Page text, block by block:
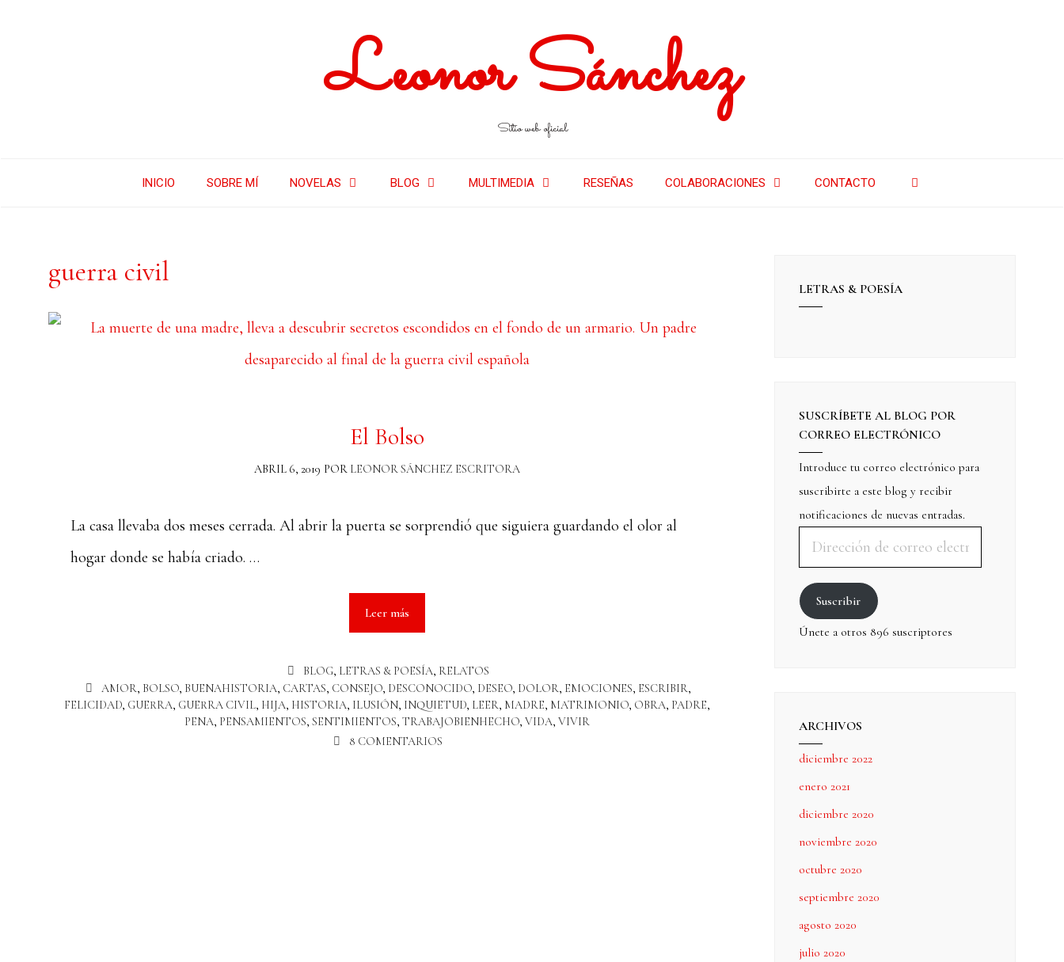
Leonor Sánchez
Sitio web oficial
INICIO SOBRE MÍ NOVELAS BLOG MULTIMEDIA RESEÑAS COLABORACIONES CONTACTO
guerra civil
El Bolso
ABRIL 6, 2019 POR LEONOR SÁNCHEZ ESCRITORA
La casa llevaba dos meses cerrada. Al abrir la puerta se sorprendió que siguiera guardando el olor al
hogar donde se había criado. …
Leer más
BLOG, LETRAS & POESÍA, RELATOS
AMOR, BOLSO, BUENAHISTORIA, CARTAS, CONSEJO, DESCONOCIDO, DESEO, DOLOR, EMOCIONES, ESCRIBIR,
FELICIDAD, GUERRA, GUERRA CIVIL, HIJA, HISTORIA, ILUSIÓN, INQUIETUD, LEER, MADRE, MATRIMONIO, OBRA, PADRE,
PENA, PENSAMIENTOS,SENTIMIENTOS,TRABAJOBIENHECHO,VIDA,VIVIR
8 COMENTARIOS
LETRAS & POESÍA
SUSCRÍBETE AL BLOG POR
CORREO ELECTRÓNICO
Introduce tu correo electrónico para
suscribirte a este blog y recibir
notificaciones de nuevas entradas.
Suscribir
Únete a otros 896 suscriptores
ARCHIVOS
diciembre 2022
enero 2021
diciembre 2020
noviembre 2020
octubre 2020
septiembre 2020
agosto 2020
julio 2020